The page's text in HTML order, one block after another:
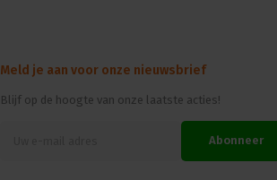
Meld je aan voor onze nieuwsbrief
Blijf op de hoogte van onze laatste acties!
Abonneer